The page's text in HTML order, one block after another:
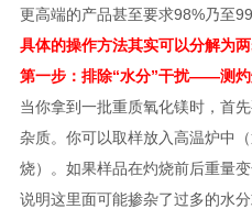
更高端的产品甚至要求98%乃至
具体的操作方法其实可以分解为两
第一步：排除“水分”干扰——测
当你拿到一批重质氧化镁时，首
杂质。你可以取样放入高温炉中
烧）。如果样品在灼烧前后重量
说明这里面可能掺杂了过多的水